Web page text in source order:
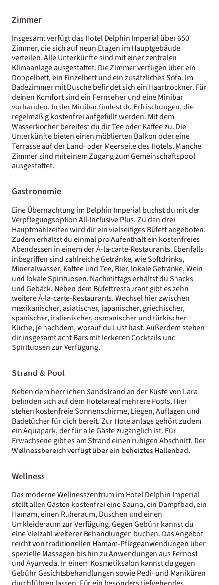
Zimmer
Insgesamt verfügt das Hotel Delphin Imperial über 650
Zimmer, die sich auf neun Etagen im Hauptgebäude
verteilen. Alle Unterkünfte sind mit einer zentralen
Klimaanlage ausgestattet. Die Zimmer verfügen über ein
Doppelbett, ein Einzelbett und ein zusätzliches Sofa. Im
Badezimmer mit Dusche befindet sich ein Haartrockner. Für
deinen Komfort sind ein Fernseher und eine Minibar
vorhanden. In der Minibar findest du Erfrischungen, die
regelmäßig kostenfrei aufgefüllt werden. Mit dem
Wasserkocher bereitest du dir Tee oder Kaffee zu. Die
Unterkünfte bieten einen möblierten Balkon oder eine
Terrasse auf der Land- oder Meerseite des Hotels. Manche
Zimmer sind mit einem Zugang zum Gemeinschaftspool
ausgestattet.
Gastronomie
Eine Übernachtung im Delphin Imperial buchst du mit der
Verpflegungsoption All-Inclusive Plus. Zu den drei
Hauptmahlzeiten wird dir ein vielseitiges Büfett angeboten.
Zudem erhältst du einmal pro Aufenthalt ein kostenfreies
Abendessen in einem der À-la-carte-Restaurants. Ebenfalls
inbegriffen sind zahlreiche Getränke, wie Softdrinks,
Mineralwasser, Kaffee und Tee, Bier, lokale Getränke, Wein
und lokale Spirituosen. Nachmittags erhältst du Snacks
und Gebäck. Neben dem Büfettrestaurant gibt es zehn
weitere À-la-carte-Restaurants. Wechsel hier zwischen
mexikanischer, asiatischer, japanischer, griechischer,
spanischer, italienischer, osmanischer und türkischer
Küche, je nachdem, worauf du Lust hast. Außerdem stehen
dir insgesamt acht Bars mit leckeren Cocktails und
Spirituosen zur Verfügung.
Strand & Pool
Neben dem herrlichen Sandstrand an der Küste von Lara
befinden sich auf dem Hotelareal mehrere Pools. Hier
stehen kostenfreie Sonnenschirme, Liegen, Auflagen und
Badetücher für dich bereit. Zur Hotelanlage gehört zudem
ein Aquapark, der für alle Gäste zugänglich ist. Für
Erwachsene gibt es am Strand einen ruhigen Abschnitt. Der
Wellnessbereich verfügt über ein beheiztes Hallenbad.
Wellness
Das moderne Wellnesszentrum im Hotel Delphin Imperial
stellt allen Gästen kostenfrei eine Sauna, ein Dampfbad, ein
Hamam, einen Ruheraum, Duschen und einen
Umkleideraum zur Verfügung. Gegen Gebühr kannst du
eine Vielzahl weiterer Behandlungen buchen. Das Angebot
reicht von traditionellen Hamam-Pflegeanwendungen über
spezielle Massagen bis hin zu Anwendungen aus Fernost
und Ayurveda. In einem Kosmetiksalon kannst du gegen
Gebühr Gesichtsbehandlungen sowie Pedi- und Maniküren